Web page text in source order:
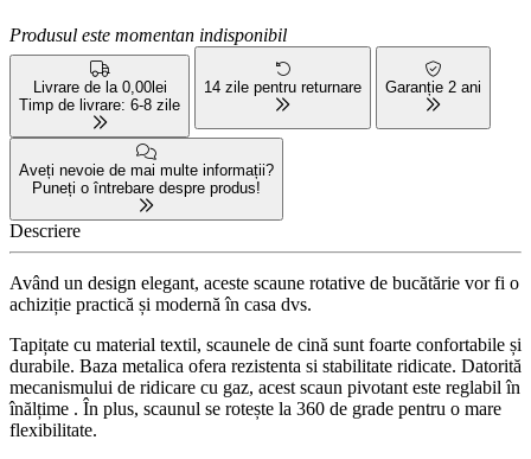
Produsul este momentan indisponibil
Livrare de la 0,00lei
Timp de livrare: 6-8 zile
14 zile pentru returnare Garanție 2 ani
Aveți nevoie de mai multe informații?
Puneți o întrebare despre produs!
Descriere
Având un design elegant, aceste scaune rotative de bucătărie vor fi o
achiziție practică și modernă în casa dvs.
Tapițate cu material textil, scaunele de cină sunt foarte confortabile și
durabile. Baza metalica ofera rezistenta si stabilitate ridicate. Datorită
mecanismului de ridicare cu gaz, acest scaun pivotant este reglabil în
înălțime . În plus, scaunul se rotește la 360 de grade pentru o mare
flexibilitate.